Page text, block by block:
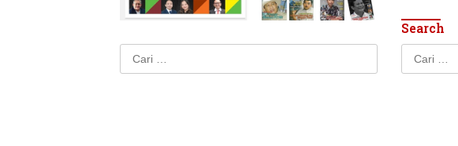
Cari
untuk:
Search
Cari
untuk: